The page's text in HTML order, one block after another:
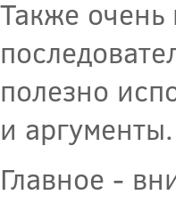
Также очень
полезно
и аргументы.
Главное -